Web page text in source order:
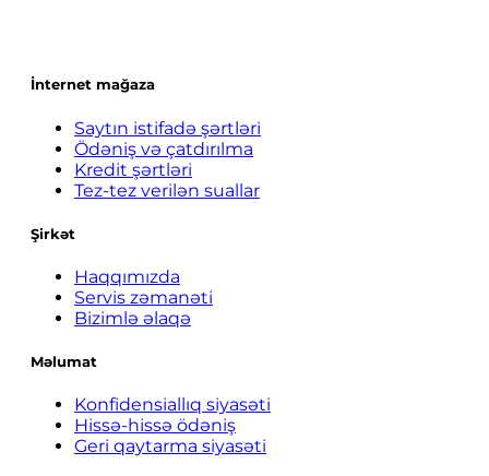
İnternet mağaza
Saytın istifadə şərtləri
Ödəniş və çatdırılma
Kredit şərtləri
Tez-tez verilən suallar
Şirkət
Haqqımızda
Servis zəmanəti
Bizimlə əlaqə
Məlumat
Konfidensiallıq siyasəti
Hissə-hissə ödəniş
Geri qaytarma siyasəti